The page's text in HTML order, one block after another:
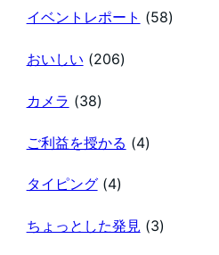
イベントレポート (58)
おいしい (206)
カメラ (38)
ご利益を授かる (4)
タイピング(4)
ちょっとした発見 (3)